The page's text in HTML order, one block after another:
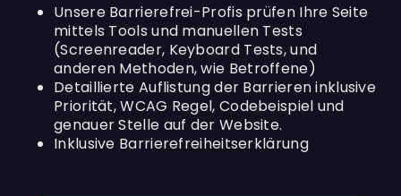
Unsere Barrierefrei-Profis prüfen Ihre Seite
mittels Tools und manuellen Tests
(Screenreader, Keyboard Tests, und
anderen Methoden, wie Betroffene)
Detaillierte Auflistung der Barrieren inklusive
Priorität, WCAG Regel, Codebeispiel und
genauer Stelle auf der Website.
Inklusive Barrierefreiheitserklärung